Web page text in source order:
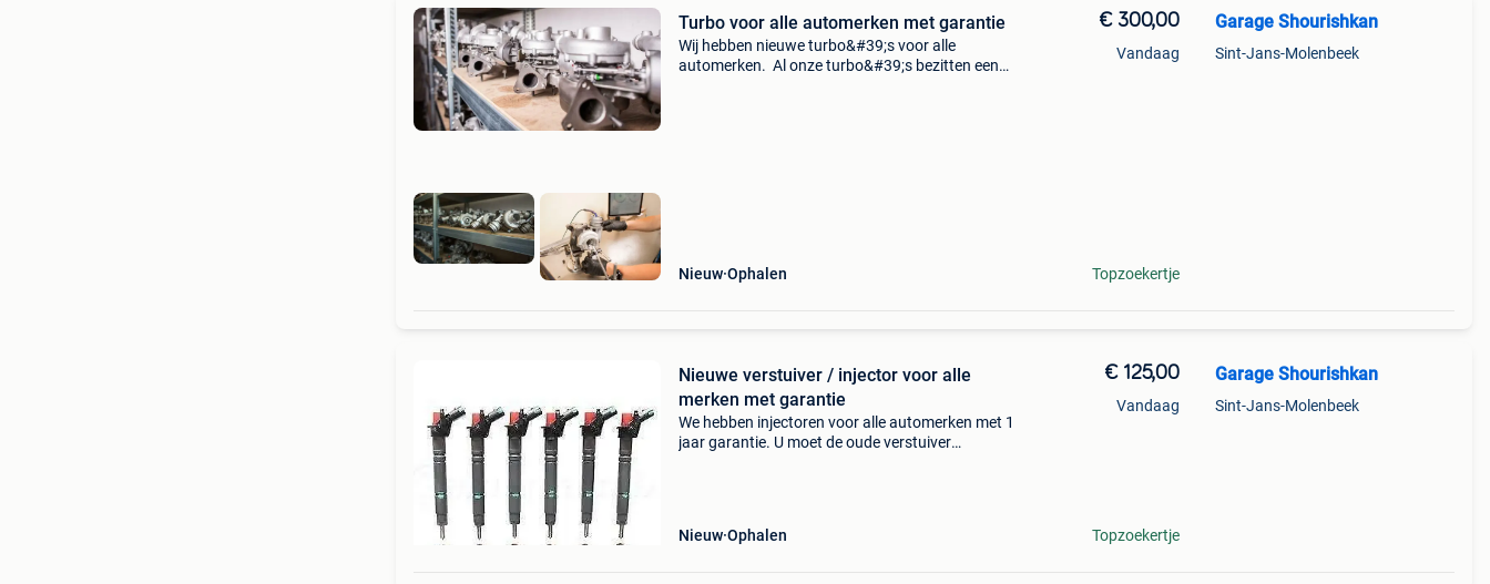
Turbo voor alle automerken met garantie
Wij hebben nieuwe turbo&#39;s voor alle
automerken. Al onze turbo&#39;s bezitten een
Nieuw Ophalen
€ 300,00
Vandaag
Topzoekertje
Garage Shourishkan
Sint-Jans-Molenbeek
Nieuwe verstuiver / injector voor alle
merken met garantie
We hebben injectoren voor alle automerken met 1
jaar garantie. U moet de oude verstuiver
Nieuw Ophalen
€ 125,00
Vandaag
Topzoekertje
Garage Shourishkan
Sint-Jans-Molenbeek